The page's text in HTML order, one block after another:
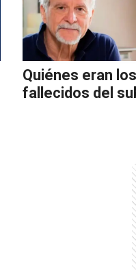
Quiénes eran
fallecidos del